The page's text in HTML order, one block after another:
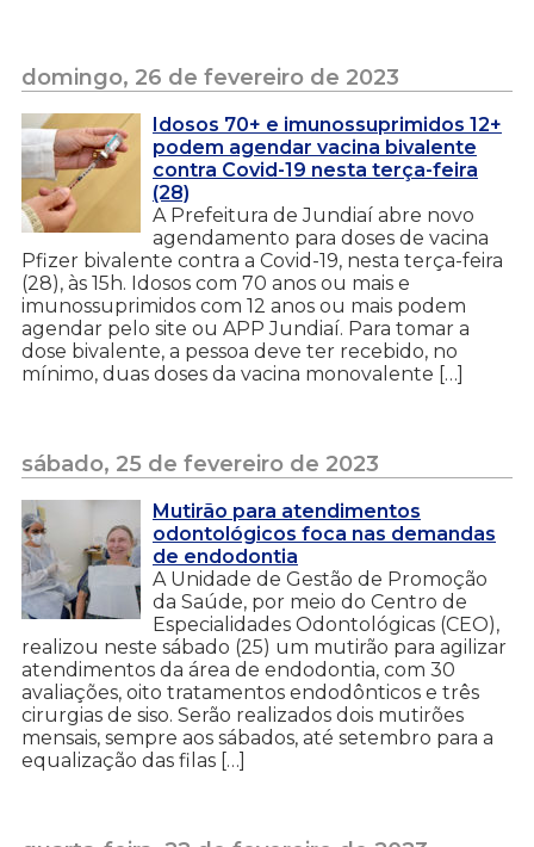
domingo, 26 de fevereiro de 2023
Idosos 70+ e imunossuprimidos 12+
podem agendar vacina bivalente
contra Covid-19 nesta terça-feira
(28)
A Prefeitura de Jundiaí abre novo
agendamento para doses de vacina
Pfizer bivalente contra a Covid-19, nesta terça-feira
(28), às 15h. Idosos com 70 anos ou mais e
imunossuprimidos com 12 anos ou mais podem
agendar pelo site ou APP Jundiaí. Para tomar a
dose bivalente, a pessoa deve ter recebido, no
mínimo, duas doses da vacina monovalente […]
sábado, 25 de fevereiro de 2023
Mutirão para atendimentos
odontológicos foca nas demandas
de endodontia
A Unidade de Gestão de Promoção
da Saúde, por meio do Centro de
Especialidades Odontológicas (CEO),
realizou neste sábado (25) um mutirão para agilizar
atendimentos da área de endodontia, com 30
avaliações, oito tratamentos endodônticos e três
cirurgias de siso. Serão realizados dois mutirões
mensais, sempre aos sábados, até setembro para a
equalização das filas […]